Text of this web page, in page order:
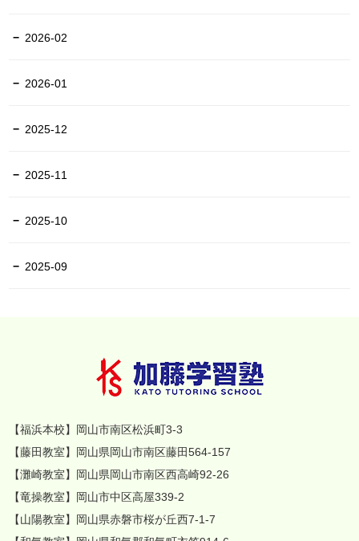
2026-02
2026-01
2025-12
2025-11
2025-10
2025-09
【福浜本校】岡山市南区松浜町3-3
【藤田教室】岡山県岡山市南区藤田564-157
【灘崎教室】岡山県岡山市南区西高崎92-26
【竜操教室】岡山市中区高屋339-2
【山陽教室】岡山県赤磐市桜が丘西7-1-7